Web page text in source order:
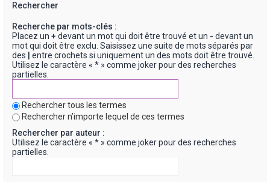
Rechercher
Recherche par mots-clés :
Placez un + devant un mot qui doit être trouvé et un - devant un
mot qui doit être exclu. Saisissez une suite de mots séparés par
des
entre crochets si uniquement un des mots doit être trouvé.
Utilisez le caractère « * » comme joker pour des recherches
partielles.
Rechercher tous les termes
Rechercher n’importe lequel de ces termes
Rechercher par auteur :
Utilisez le caractère « * » comme joker pour des recherches
partielles.